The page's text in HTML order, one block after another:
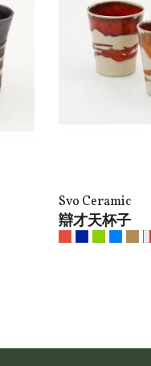
Svo Ceramic
辯才天杯子